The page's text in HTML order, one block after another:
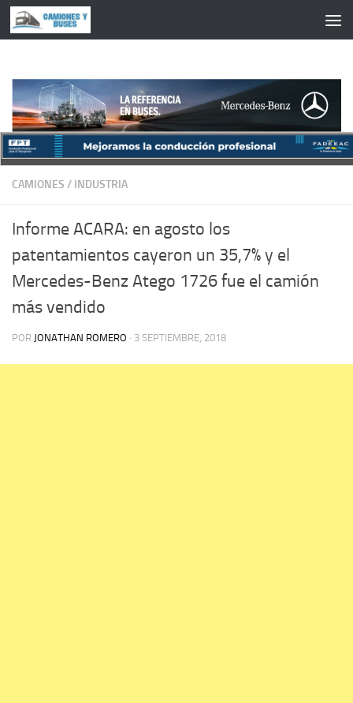
Saltar al contenido
CAMIONES / INDUSTRIA
Informe ACARA: en agosto los
patentamientos cayeron un 35,7% y el
Mercedes-Benz Atego 1726 fue el camión
más vendido
POR JONATHAN ROMERO · 3 SEPTIEMBRE, 2018